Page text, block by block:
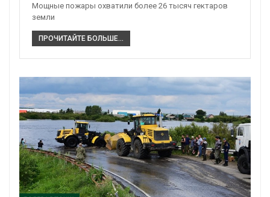
Мощные пожары охватили более 26 тысяч гектаров
земли
ПРОЧИТАЙТЕ БОЛЬШЕ...